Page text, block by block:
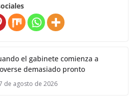
el gabinete comienza a
demasiado pronto
de agosto de 2026